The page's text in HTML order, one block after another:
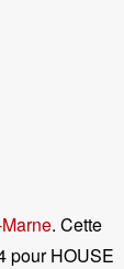
. Cette
pour HOUSE